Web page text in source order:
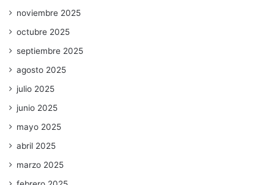
noviembre 2025
octubre 2025
septiembre 2025
agosto 2025
julio 2025
junio 2025
mayo 2025
abril 2025
marzo 2025